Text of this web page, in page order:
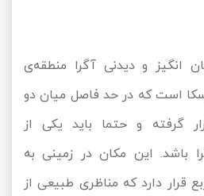
انگیز و دیدنی آگرا منطقه‌ی
است که در حد فاصل میان دو
گرفته و حتما باید یکی از
باشد. این مکان در زمینی به
مربع قرار دارد که مناظری طبیعی از